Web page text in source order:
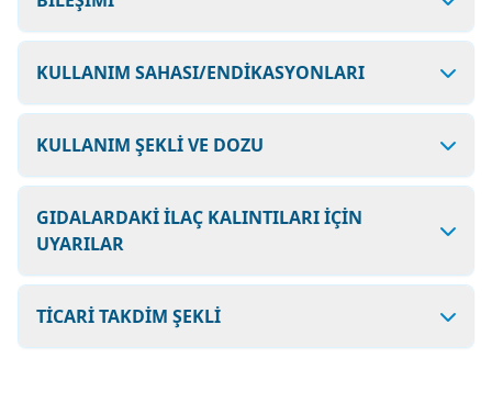
KULLANIM SAHASI/ENDİKASYONLARI
KULLANIM ŞEKLİ VE DOZU
GIDALARDAKİ İLAÇ KALINTILARI İÇİN
UYARILAR
TİCARİ TAKDİM ŞEKLİ